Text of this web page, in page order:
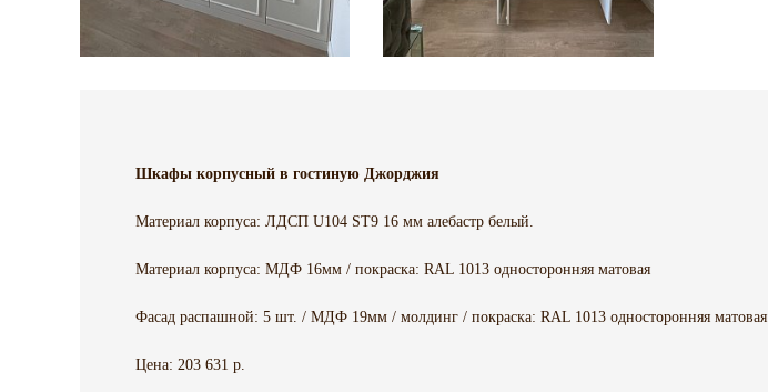
Шкафы корпусный в гостиную Джорджия
Материал корпуса: ЛДСП U104 ST9 16 мм алебастр белый.
Материал корпуса: МДФ 16мм / покраска: RAL 1013 односторонняя матовая
Фасад распашной: 5 шт. / МДФ 19мм / молдинг / покраска: RAL 1013 односторонняя матовая
Цена: 203 631 р.